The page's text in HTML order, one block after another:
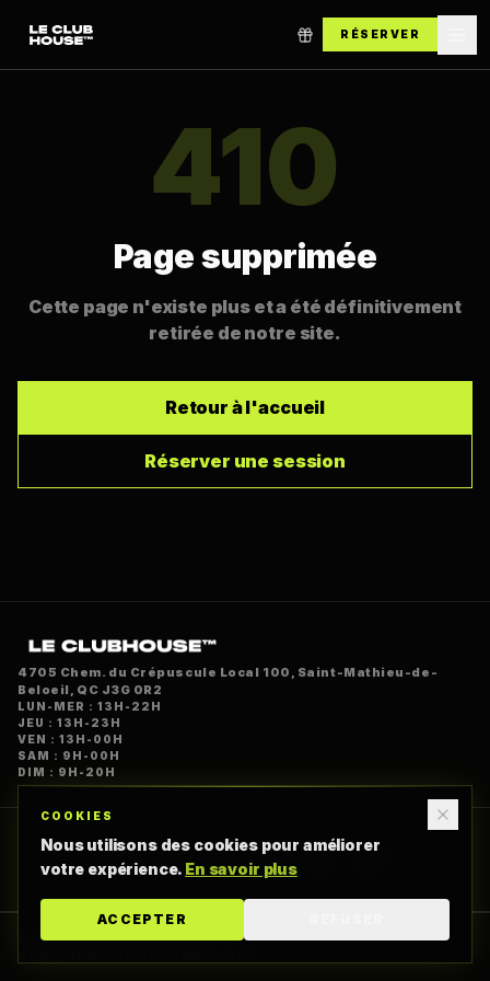
RÉSERVER
410
Page supprimée
Cette page n'existe plus et a été définitivement
retirée de notre site.
Retour à l'accueil
Réserver une session
4705 Chem. du Crépuscule Local 100, Saint-Mathieu-de-
Beloeil, QC J3G 0R2
LUN-MER : 13H-22H
JEU : 13H-23H
VEN : 13H-00H
SAM : 9H-00H
DIM : 9H-20H
2026LE CLUBHOUSE™
COOKIES
Nous utilisons des cookies pour améliorer
votre expérience. En savoir plus
ACCEPTER